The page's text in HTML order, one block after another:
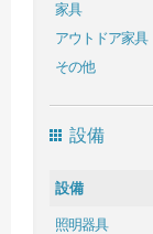
家具
アウトドア家具
その他
設備
設備
照明器具